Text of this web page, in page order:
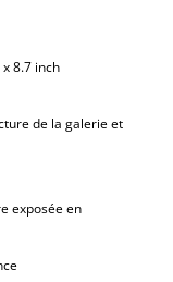
8.7 inch
de la galerie et
exposée en